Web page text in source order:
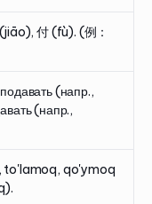
付 (fù). (例：
(напр.,
(напр.,
to'lamoq, qo'ymoq